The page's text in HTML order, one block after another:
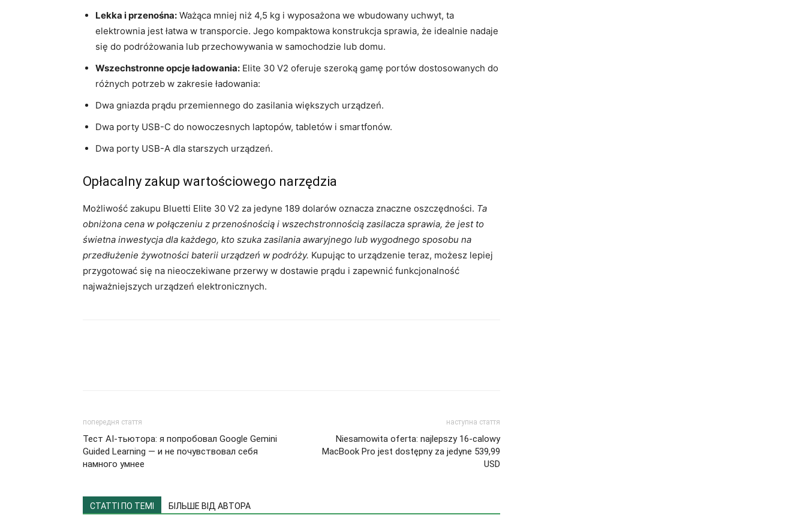
Lekka i przenośna: Ważąca mniej niż 4,5 kg i wyposażona we wbudowany uchwyt, ta
elektrownia jest łatwa w transporcie. Jego kompaktowa konstrukcja sprawia, że ​​idealnie nadaje
się do podróżowania lub przechowywania w samochodzie lub domu.
Wszechstronne opcje ładowania: Elite 30 V2 oferuje szeroką gamę portów dostosowanych do
różnych potrzeb w zakresie ładowania:
Dwa gniazda prądu przemiennego do zasilania większych urządzeń.
Dwa porty USB-C do nowoczesnych laptopów, tabletów i smartfonów.
Dwa porty USB-A dla starszych urządzeń.
Opłacalny zakup wartościowego narzędzia
Możliwość zakupu Bluetti Elite 30 V2 za jedyne 189 dolarów oznacza znaczne oszczędności. Ta
obniżona cena w połączeniu z przenośnością i wszechstronnością zasilacza sprawia, że ​​jest to
świetna inwestycja dla każdego, kto szuka zasilania awaryjnego lub wygodnego sposobu na
przedłużenie żywotności baterii urządzeń w podróży. Kupując to urządzenie teraz, możesz lepiej
przygotować się na nieoczekiwane przerwy w dostawie prądu i zapewnić funkcjonalność
najważniejszych urządzeń elektronicznych.
попередня стаття
Тест AI-тьютора: я попробовал Google Gemini
Guided Learning — и не почувствовал себя
намного умнее
наступна стаття
Niesamowita oferta: najlepszy 16-calowy
MacBook Pro jest dostępny za jedyne 539,99
USD
СТАТТІ ПО ТЕМІ БІЛЬШЕ ВІД АВТОРА